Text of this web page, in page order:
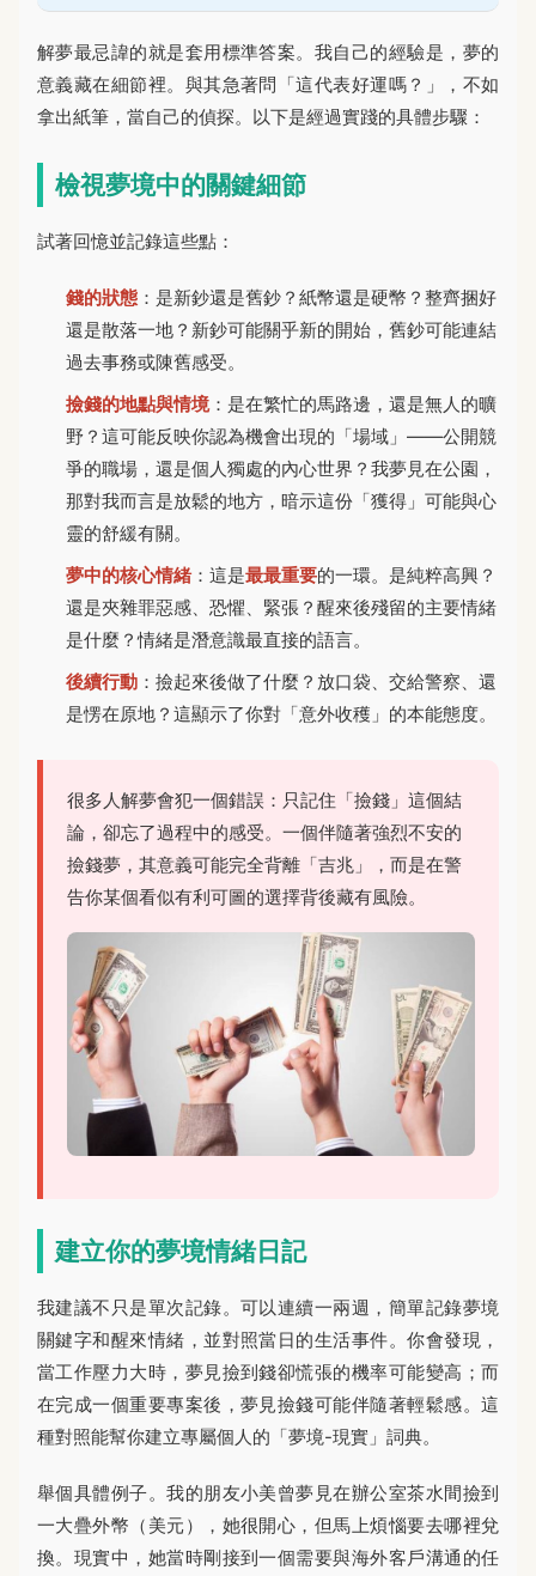
解夢最忌諱的就是套用標準答案。我自己的經驗是，夢的
意義藏在細節裡。與其急著問「這代表好運嗎？」，不如
拿出紙筆，當自己的偵探。以下是經過實踐的具體步驟：
檢視夢境中的關鍵細節
試著回憶並記錄這些點：
錢的狀態 ：是新鈔還是舊鈔？紙幣還是硬幣？整齊捆好
還是散落一地？新鈔可能關乎新的開始，舊鈔可能連結
過去事務或陳舊感受。
撿錢的地點與情境：是在繁忙的馬路邊，還是無人的曠
野？這可能反映你認為機會出現的「場域」——公開競
爭的職場，還是個人獨處的內心世界？我夢見在公園，
那對我而言是放鬆的地方，暗示這份「獲得」可能與心
靈的舒緩有關。
夢中的核心情緒：這是最最重要的一環。是純粹高興？
還是夾雜罪惡感、恐懼、緊張？醒來後殘留的主要情緒
是什麼？情緒是潛意識最直接的語言。
後續行動 ：撿起來後做了什麼？放口袋、交給警察、還
是愣在原地？這顯示了你對「意外收穫」的本能態度。
很多人解夢會犯一個錯誤：只記住「撿錢」這個結
論，卻忘了過程中的感受。一個伴隨著強烈不安的
撿錢夢，其意義可能完全背離「吉兆」，而是在警
告你某個看似有利可圖的選擇背後藏有風險。
建立你的夢境情緒日記
我建議不只是單次記錄。可以連續一兩週，簡單記錄夢境
關鍵字和醒來情緒，並對照當日的生活事件。你會發現，
當工作壓力大時，夢見撿到錢卻慌張的機率可能變高；而
在完成一個重要專案後，夢見撿錢可能伴隨著輕鬆感。這
種對照能幫你建立專屬個人的「夢境-現實」詞典。
舉個具體例子。我的朋友小美曾夢見在辦公室茶水間撿到
一大疊外幣（美元），她很開心，但馬上煩惱要去哪裡兌
換。現實中，她當時剛接到一個需要與海外客戶溝通的任